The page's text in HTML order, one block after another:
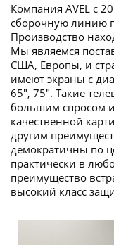
Компания AVEL с
сборочную линию
Производство
Мы являемся
США, Европы, и
имеют экраны с
65", 75". Такие
большим спросом
качественной
другим
демократичны по
практически в
преимущество
высокий класс